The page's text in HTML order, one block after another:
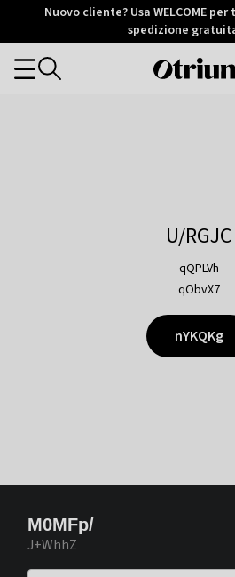
Otrium
Trustpilot
Nuovo cliente? Usa WELCOME
spedizione
Categories
U/RGJC
qQPLVh
qObvX7
nYKQKg
M0MFp/
J+WhhZ